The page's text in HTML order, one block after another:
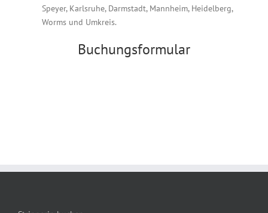
Speyer, Karlsruhe, Darmstadt, Mannheim, Heidelberg,
Worms und Umkreis.
Buchungsformular